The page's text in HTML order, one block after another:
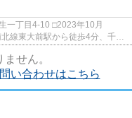
□2023年10月
せん。
い合わせはこちら